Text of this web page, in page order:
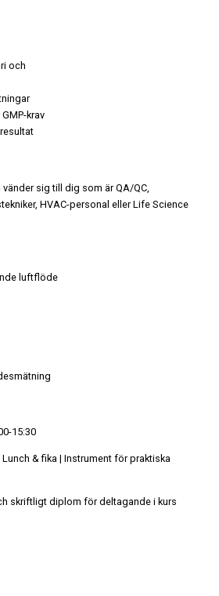
och
krav
sig till dig som är QA/QC,
HVAC-personal eller Life Science
luftflöde
15:30
Lunch & fika | Instrument för praktiska
skriftligt diplom för deltagande i kurs